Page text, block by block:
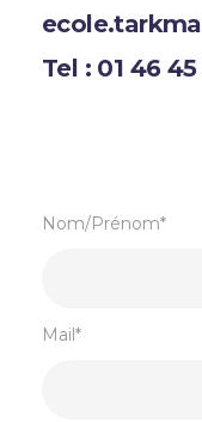
Tel : 01 46
Nom/Prénom*
Mail*